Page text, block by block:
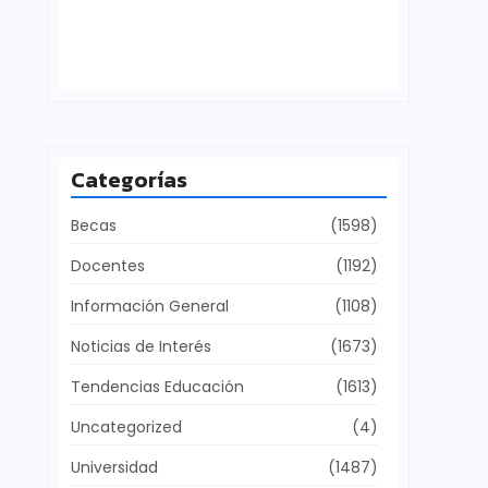
Categorías
Becas
(1598)
Docentes
(1192)
Información General
(1108)
Noticias de Interés
(1673)
Tendencias Educación
(1613)
Uncategorized
(4)
Universidad
(1487)